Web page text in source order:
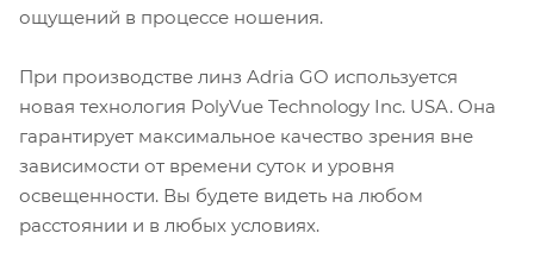
ощущений в процессе ношения.
При производстве линз Adria GO используется
новая технология PolyVue Technology Inc. USA. Она
гарантирует максимальное качество зрения вне
зависимости от времени суток и уровня
освещенности. Вы будете видеть на любом
расстоянии и в любых условиях.